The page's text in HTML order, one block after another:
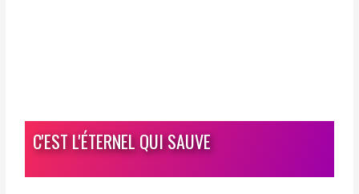
C'EST L'ÉTERNEL QUI SAUVE